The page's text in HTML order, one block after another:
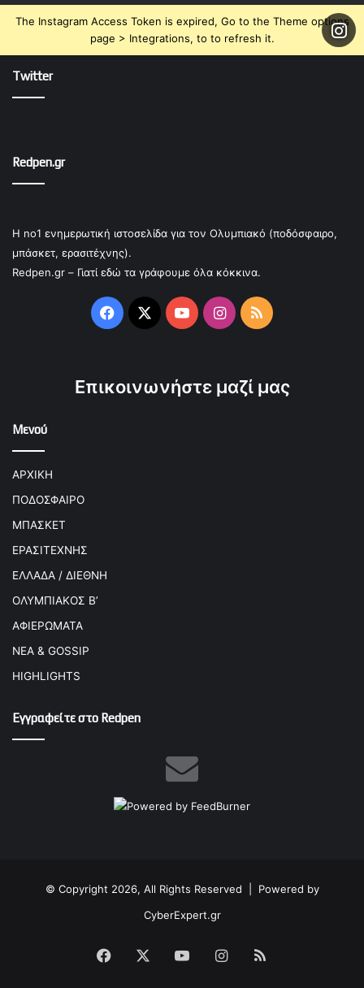
The Instagram Access Token is expired, Go to the Theme options
page > Integrations, to to refresh it.
Twitter
Redpen.gr
Η no1 ενημερωτική ιστοσελίδα για τον Ολυμπιακό (ποδόσφαιρο,
μπάσκετ, ερασιτέχνης).
Redpen.gr – Γιατί εδώ τα γράφουμε όλα κόκκινα.
Facebook
X YouTubeInstagram
RSS
Επικοινωνήστε μαζί μας
Μενού
ΑΡΧΙΚΗ
ΠΟΔΟΣΦΑΙΡΟ
ΜΠΑΣΚΕΤ
ΕΡΑΣΙΤΕΧΝΗΣ
ΕΛΛΑΔΑ / ΔΙΕΘΝΗ
ΟΛΥΜΠΙΑΚΟΣ Β’
ΑΦΙΕΡΩΜΑΤΑ
ΝΕΑ & GOSSIP
HIGHLIGHTS
Εγγραφείτε στο Redpen
© Copyright 2026, All Rights Reserved | Powered by
CyberExpert.gr
Facebook YouTubeInstagram
RSS